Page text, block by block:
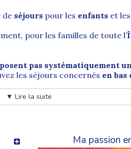
de séjours pour les enfants et les
pour les familles de toute l’
pas systématiquement
les séjours concernés en bas
régions françaises.
▼ Lire la suite
Ma passion